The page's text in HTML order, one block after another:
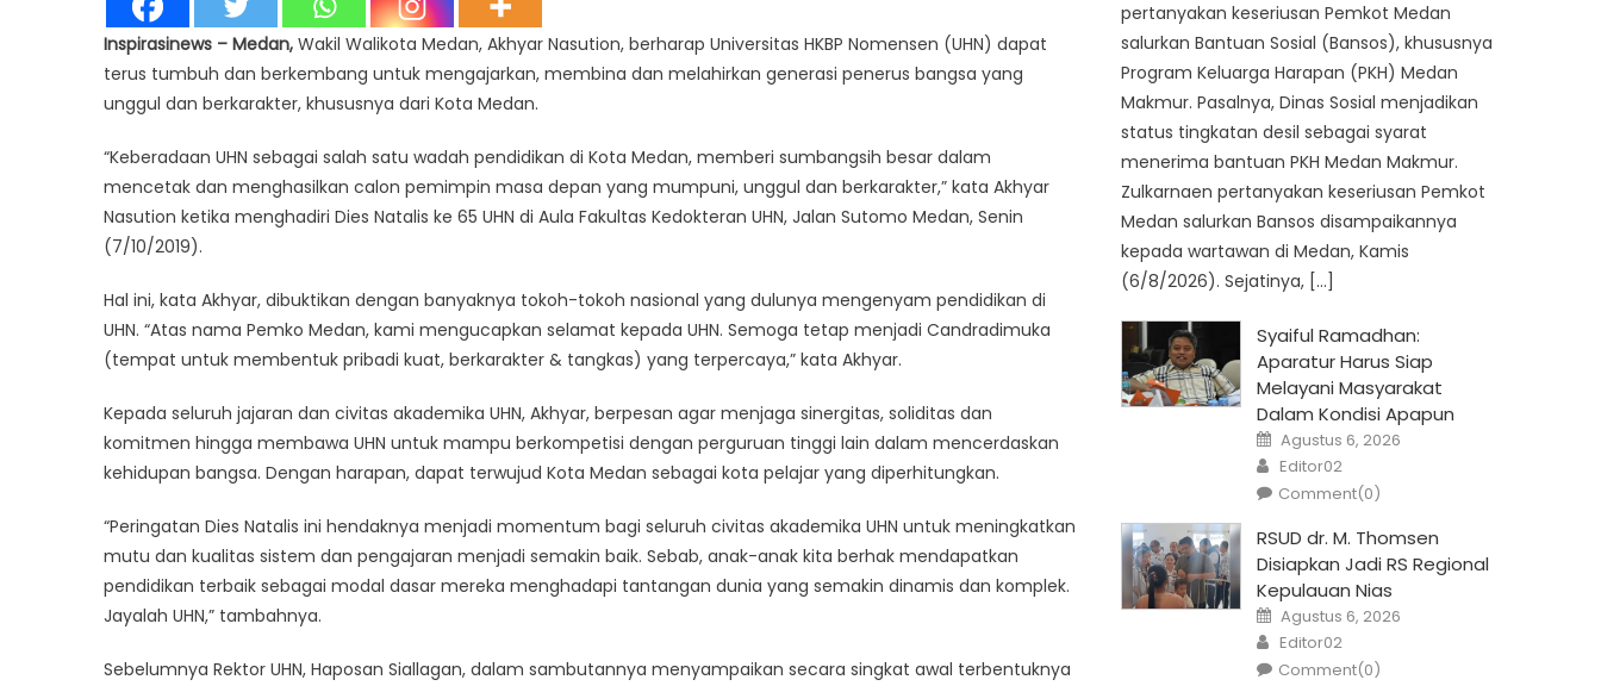
Inspirasinews – Medan, Wakil Walikota Medan, Akhyar Nasution, berharap Universitas HKBP Nomensen (UHN) dapat
terus tumbuh dan berkembang untuk mengajarkan, membina dan melahirkan generasi penerus bangsa yang
unggul dan berkarakter, khususnya dari Kota Medan.
“Keberadaan UHN sebagai salah satu wadah pendidikan di Kota Medan, memberi sumbangsih besar dalam
mencetak dan menghasilkan calon pemimpin masa depan yang mumpuni, unggul dan berkarakter,” kata Akhyar
Nasution ketika menghadiri Dies Natalis ke 65 UHN di Aula Fakultas Kedokteran UHN, Jalan Sutomo Medan, Senin
(7/10/2019).
Hal ini, kata Akhyar, dibuktikan dengan banyaknya tokoh-tokoh nasional yang dulunya mengenyam pendidikan di
UHN. “Atas nama Pemko Medan, kami mengucapkan selamat kepada UHN. Semoga tetap menjadi Candradimuka
(tempat untuk membentuk pribadi kuat, berkarakter & tangkas) yang terpercaya,” kata Akhyar.
Kepada seluruh jajaran dan civitas akademika UHN, Akhyar, berpesan agar menjaga sinergitas, soliditas dan
komitmen hingga membawa UHN untuk mampu berkompetisi dengan perguruan tinggi lain dalam mencerdaskan
kehidupan bangsa. Dengan harapan, dapat terwujud Kota Medan sebagai kota pelajar yang diperhitungkan.
“Peringatan Dies Natalis ini hendaknya menjadi momentum bagi seluruh civitas akademika UHN untuk meningkatkan
mutu dan kualitas sistem dan pengajaran menjadi semakin baik. Sebab, anak-anak kita berhak mendapatkan
pendidikan terbaik sebagai modal dasar mereka menghadapi tantangan dunia yang semakin dinamis dan komplek.
Jayalah UHN,” tambahnya.
Sebelumnya Rektor UHN, Haposan Siallagan, dalam sambutannya menyampaikan secara singkat awal terbentuknya
pertanyakan keseriusan Pemkot Medan
salurkan Bantuan Sosial (Bansos), khususnya
Program Keluarga Harapan (PKH) Medan
Makmur. Pasalnya, Dinas Sosial menjadikan
status tingkatan desil sebagai syarat
menerima bantuan PKH Medan Makmur.
Zulkarnaen pertanyakan keseriusan Pemkot
Medan salurkan Bansos disampaikannya
kepada wartawan di Medan, Kamis
(6/8/2026). Sejatinya, […]
Syaiful Ramadhan:
Aparatur Harus Siap
Melayani Masyarakat
Dalam Kondisi Apapun
Posted
on
Agustus 6, 2026
Author
Editor02
Comment(0)
RSUD dr. M. Thomsen
Disiapkan Jadi RS Regional
Kepulauan Nias
Posted
on
Agustus 6, 2026
Author
Editor02
Comment(0)